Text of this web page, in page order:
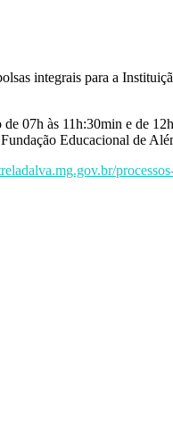
integrais para a
07h às 11h:30min e de
Educacional de